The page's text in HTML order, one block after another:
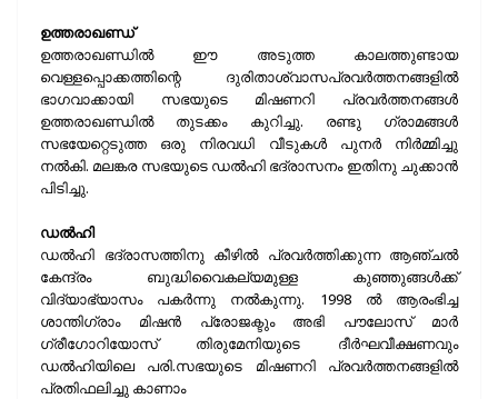
ഉത്തരാഖണ്ഡ്
ഉത്തരാഖണ്ഡില്‍ ഈ അടുത്ത കാലത്തുണ്ടായ
വെള്ളപ്പൊക്കത്തിന്റെ ദുരിതാശ്വാസപ്രവര്‍ത്തനങ്ങളില്‍
ഭാഗവാക്കായി സഭയുടെ മിഷണറി പ്രവര്‍ത്തനങ്ങള്‍
ഉത്തരാഖണ്ഡില്‍ തുടക്കം കുറിച്ചു. രണ്ടു ഗ്രാമങ്ങള്‍
സഭയേറ്റെടുത്ത ഒരു നിരവധി വീടുകള്‍ പുനര്‍ നിര്‍മ്മിച്ചു
നല്‍കി. മലങ്കര സഭയുടെ ഡല്‍ഹി ഭദ്രാസനം ഇതിനു ചുക്കാന്‍
പിടിച്ചു.
ഡല്‍ഹി
ഡല്‍ഹി ഭദ്രാസത്തിനു കീഴില്‍ പ്രവര്‍ത്തിക്കുന്ന ആഞ്ചല്‍
കേന്ദ്രം ബുദ്ധിവൈകല്യമുള്ള കുഞ്ഞുങ്ങള്‍ക്ക്
വിദ്യാഭ്യാസം പകര്‍ന്നു നല്‍കുന്നു. 1998 ല്‍ ആരംഭിച്ച
ശാന്തിഗ്രാം മിഷന്‍ പ്രോജക്ടും അഭി പൗലോസ് മാര്‍
ഗ്രീഗോറിയോസ് തിരുമേനിയുടെ ദീര്‍ഘവീക്ഷണവും
ഡല്‍ഹിയിലെ പരി.സഭയുടെ മിഷണറി പ്രവര്‍ത്തനങ്ങളില്‍
പ്രതിഫലിച്ചു കാണാം